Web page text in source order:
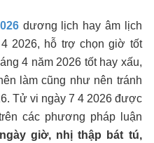
dương lịch hay âm lịch
2026, hỗ trợ chọn giờ tốt
4 năm 2026 tốt hay xấu,
làm cũng như nên tránh
Tử vi ngày 7 4 2026 được
các phương pháp luận
giờ, nhị thập bát tú,